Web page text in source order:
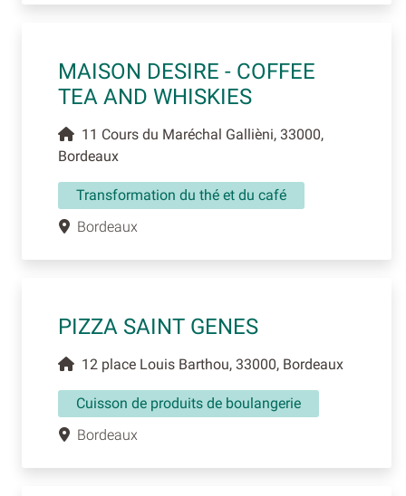
MAISON DESIRE - COFFEE
TEA AND WHISKIES
11 Cours du Maréchal Gallièni, 33000,
Bordeaux
Transformation du thé et du café
Bordeaux
PIZZA SAINT GENES
12 place Louis Barthou, 33000, Bordeaux
Cuisson de produits de boulangerie
Bordeaux